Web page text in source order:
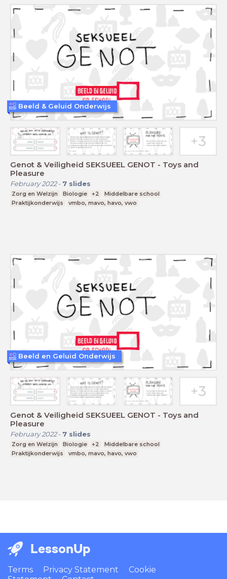
Genot & Veiligheid SEKSUEEL GENOT - Toys and
Pleasure
February 2022- 7 slides
Zorg en Welzijn Biologie +2
Middelbare school
Praktijkonderwijs
vmbo, mavo, havo, vwo
Beeld & Geluid Onderwijs
Genot & Veiligheid SEKSUEEL GENOT - Toys and
Pleasure
February 2022- 7 slides
Zorg en Welzijn Biologie +2
Middelbare school
Praktijkonderwijs
vmbo, mavo, havo, vwo
Beeld en Geluid Onderwijs
LessonUp
Terms Privacy Statement
Cookie